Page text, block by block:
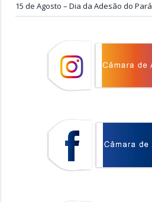
15 de Agosto – Dia da Adesão do Pará